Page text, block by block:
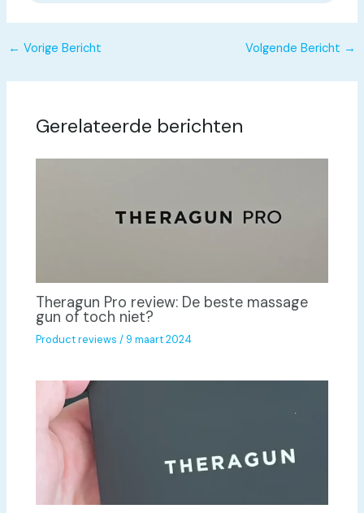
← Vorige Bericht Volgende Bericht →
Gerelateerde berichten
Theragun Pro review: De beste massage
gun of toch niet?
Product reviews / 9 maart 2024